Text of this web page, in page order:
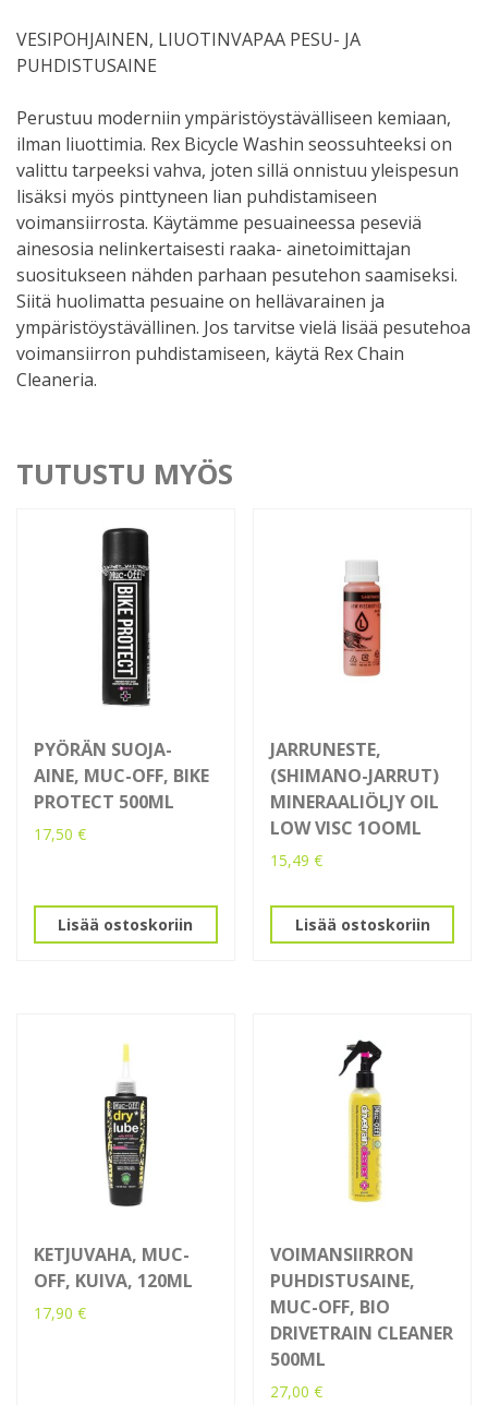
VESIPOHJAINEN, LIUOTINVAPAA PESU- JA
PUHDISTUSAINE
Perustuu moderniin ympäristöystävälliseen kemiaan,
ilman liuottimia. Rex Bicycle Washin seossuhteeksi on
valittu tarpeeksi vahva, joten sillä onnistuu yleispesun
lisäksi myös pinttyneen lian puhdistamiseen
voimansiirrosta. Käytämme pesuaineessa peseviä
ainesosia nelinkertaisesti raaka- ainetoimittajan
suositukseen nähden parhaan pesutehon saamiseksi.
Siitä huolimatta pesuaine on hellävarainen ja
ympäristöystävällinen. Jos tarvitse vielä lisää pesutehoa
voimansiirron puhdistamiseen, käytä Rex Chain
Cleaneria.
TUTUSTU MYÖS
PYÖRÄN SUOJA-
AINE, MUC-OFF, BIKE
PROTECT 500ML
17,50 €
Lisää ostoskoriin
JARRUNESTE,
(SHIMANO-JARRUT)
MINERAALIÖLJY OIL
LOW VISC 1OOML
15,49€
Lisää ostoskoriin
KETJUVAHA, MUC-
OFF, KUIVA, 120ML
17,90 €
VOIMANSIIRRON
PUHDISTUSAINE,
MUC-OFF, BIO
DRIVETRAIN CLEANER
500ML
27,00€